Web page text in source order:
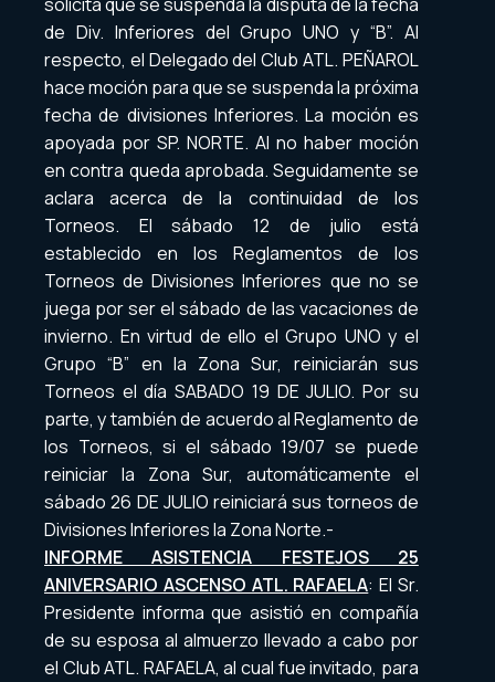
de Div. Inferiores del Grupo UNO y “B”. Al
respecto, el Delegado del Club ATL. PEÑAROL
hace moción para que se suspenda la próxima
fecha de divisiones Inferiores. La moción es
apoyada por SP. NORTE. Al no haber moción
en contra queda aprobada. Seguidamente se
aclara acerca de la continuidad de los
Torneos. El sábado 12 de julio está
establecido en los Reglamentos de los
Torneos de Divisiones Inferiores que no se
juega por ser el sábado de las vacaciones de
invierno. En virtud de ello el Grupo UNO y el
Grupo “B” en la Zona Sur, reiniciarán sus
Torneos el día SABADO 19 DE JULIO. Por su
parte, y también de acuerdo al Reglamento de
los Torneos, si el sábado 19/07 se puede
reiniciar la Zona Sur, automáticamente el
sábado 26 DE JULIO reiniciará sus torneos de
Divisiones Inferiores la Zona Norte.-
INFORME ASISTENCIA FESTEJOS 25
ANIVERSARIO ASCENSO ATL. RAFAELA: El Sr.
Presidente informa que asistió en compañía
de su esposa al almuerzo llevado a cabo por
el Club ATL. RAFAELA, al cual fue invitado, para